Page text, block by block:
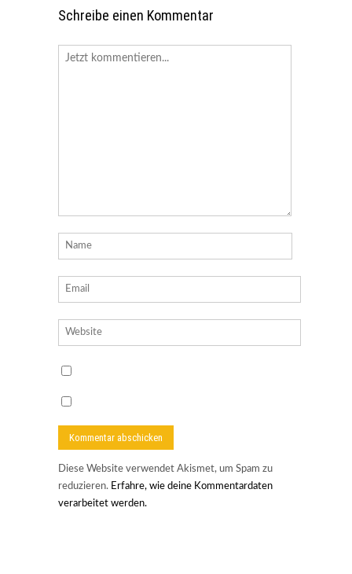
Schreibe einen Kommentar
Diese Website verwendet Akismet, um Spam zu
reduzieren. Erfahre, wie deine Kommentardaten
verarbeitet werden.